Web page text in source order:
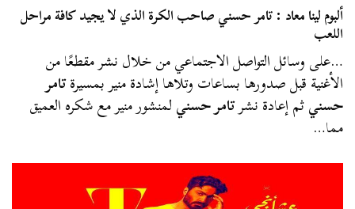
ألبوم لينا معاد : تامر حسني صاحب الكرة الذي لا يجيد كافة مراحل
اللعب
…على وسائل التواصل الاجتماعي من خلال نشر مقطعًا من
الأغنية قبل صدورها بساعات وتلاها إشادة منير بمسيرةتامر
حسنيثم إعادة نشرتامر حسنيلمنشور منير مع شكره العميق
مما…